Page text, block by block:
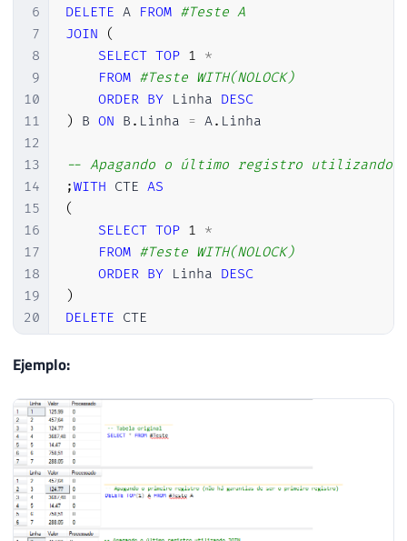
6
7
8
9
10
11
12
13
14
15
16
17
18
19
20
DELETE A FROM #Teste A
JOIN
(
SELECT TOP 1 *
FROM #Teste WITH(NOLOCK)
ORDER BY Linha DESC
) B ON B . Linha = A. Linha
-- Apagando o último registro utilizando
;WITH CTE AS
(
SELECT TOP 1 *
FROM #Teste WITH(NOLOCK)
ORDER BY Linha DESC
)
DELETE CTE
Ejemplo: